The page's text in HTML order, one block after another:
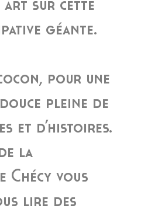
art sur cette
géante.
pour une
pleine de
et d’histoires.
la
Chécy vous
lire des